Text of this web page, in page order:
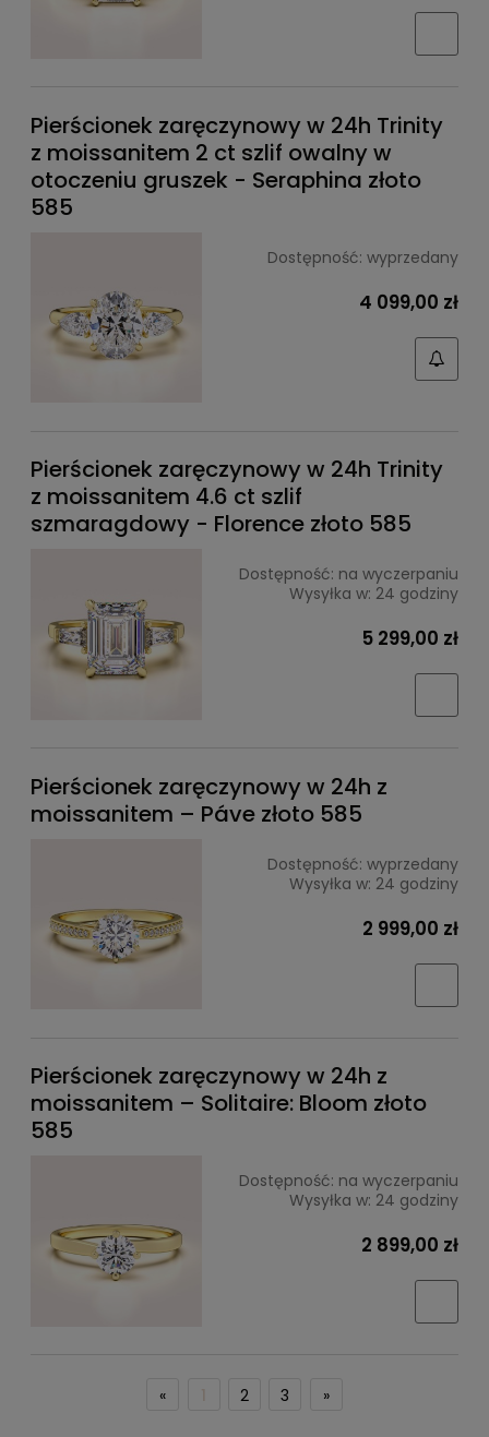
Pierścionek zaręczynowy w 24h Trinity
z moissanitem 2 ct szlif owalny w
otoczeniu gruszek - Seraphina złoto
585
Dostępność: wyprzedany
4 099,00 zł
Pierścionek zaręczynowy w 24h Trinity
z moissanitem 4.6 ct szlif
szmaragdowy - Florence złoto 585
Dostępność: na wyczerpaniu
Wysyłka w: 24 godziny
5 299,00 zł
Pierścionek zaręczynowy w 24h z
moissanitem – Páve złoto 585
Dostępność: wyprzedany
Wysyłka w: 24 godziny
2 999,00 zł
Pierścionek zaręczynowy w 24h z
moissanitem – Solitaire: Bloom złoto
585
Dostępność: na wyczerpaniu
Wysyłka w: 24 godziny
2 899,00 zł
« 1 2 3 »